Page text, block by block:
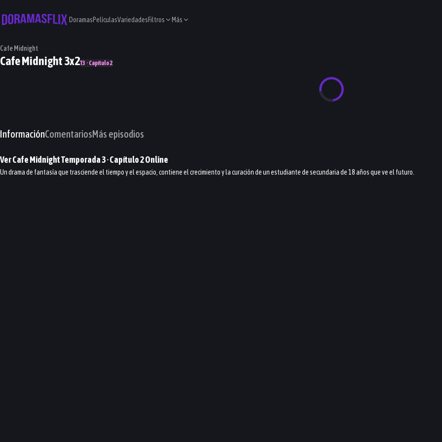
DoramasPelículasVariedadesFiltros Más
Cafe Midnight
Cafe Midnight 3x2T3 · Capítulo 2
InformaciónComentariosMás episodios
VerCafe MidnightTemporada 3· Capítulo2Online
Un drama de fantasía que trasciende el tiempo y el espacio, contiene el crecimiento y la curación de un estudiante de secundaria de 18 años que ve el futuro.